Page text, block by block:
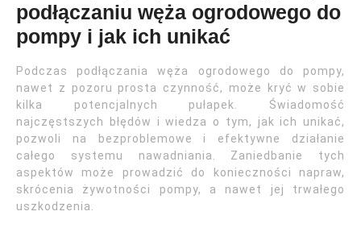
podłączaniu węża ogrodowego do
pompy i jak ich unikać
Podczas podłączania węża ogrodowego do pompy,
nawet z pozoru prosta czynność, może kryć w sobie
kilka potencjalnych pułapek. Świadomość
najczęstszych błędów i wiedza o tym, jak ich unikać,
pozwoli na bezproblemowe i efektywne działanie
całego systemu nawadniania. Zaniedbanie tych
aspektów może prowadzić do konieczności napraw,
skrócenia żywotności pompy, a nawet jej trwałego
uszkodzenia.